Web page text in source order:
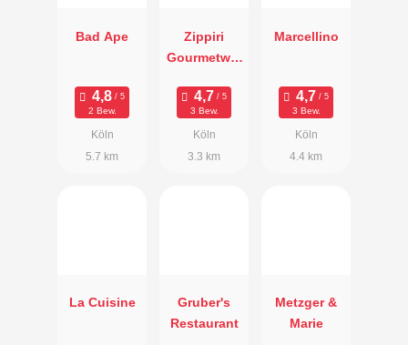
Bad Ape
2 Bew.
Köln
5.7 km
Zippiri
Gourmetwer
3 Bew.
Köln
3.3 km
Marcellino
3 Bew.
Köln
4.4 km
La Cuisine
Gruber's
Restaurant
Metzger &
Marie